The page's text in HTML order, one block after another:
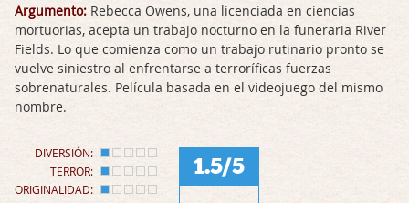
Argumento: Rebecca Owens, una licenciada en ciencias
mortuorias, acepta un trabajo nocturno en la funeraria River
Fields. Lo que comienza como un trabajo rutinario pronto se
vuelve siniestro al enfrentarse a terroríficas fuerzas
sobrenaturales. Película basada en el videojuego del mismo
nombre.
DIVERSIÓN:
TERROR:
ORIGINALIDAD:
1.5/5